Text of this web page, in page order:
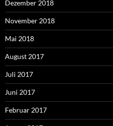
Dezember 2018
November 2018
Mai 2018
August 2017
Juli 2017
Juni 2017
Februar 2017